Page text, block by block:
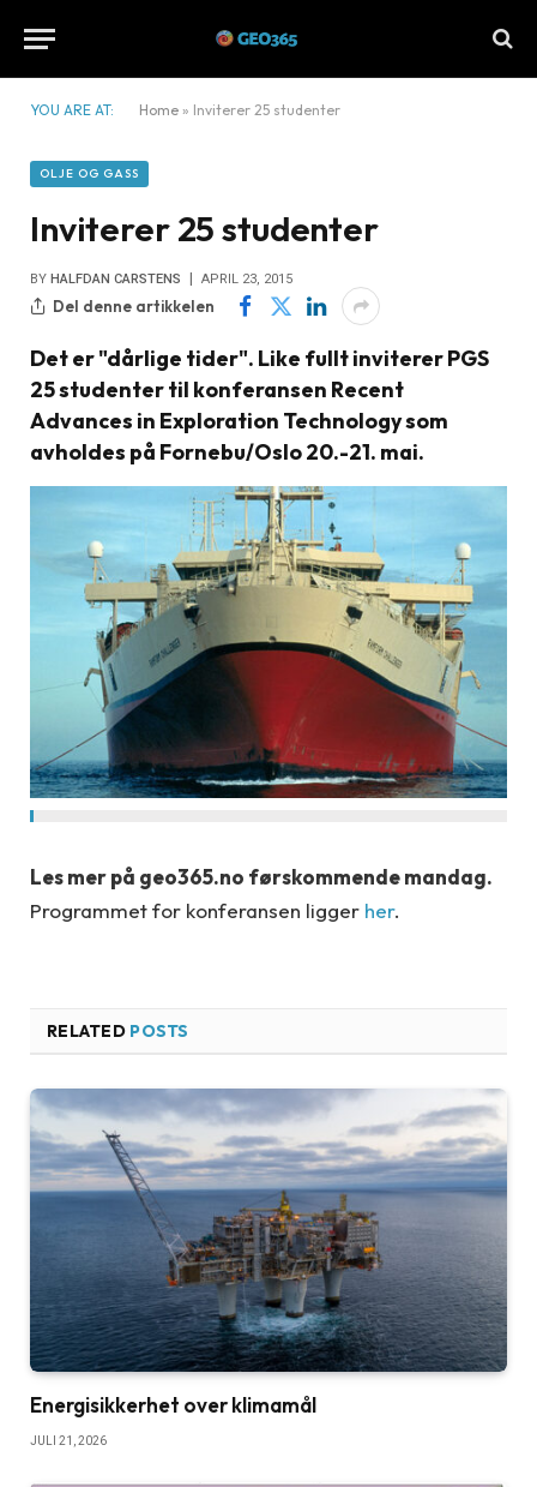
YOU ARE AT: Home » Inviterer 25 studenter
OLJE OG GASS
Inviterer 25 studenter
BY HALFDAN CARSTENS APRIL 23, 2015
Del denne artikkelen
Det er "dårlige tider". Like fullt inviterer PGS
25 studenter til konferansen Recent
Advances in Exploration Technology som
avholdes på Fornebu/Oslo 20.-21. mai.
Les mer på geo365.no førskommende mandag.
Programmet for konferansen ligger her.
RELATED POSTS
Energisikkerhet over klimamål
JULI 21, 2026